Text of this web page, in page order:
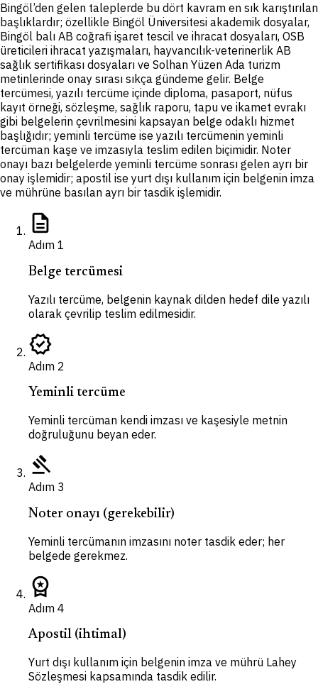
Bingöl’den gelen taleplerde bu dört kavram en sık karıştırılan
başlıklardır; özellikle Bingöl Üniversitesi akademik dosyalar,
Bingöl balı AB coğrafi işaret tescil ve ihracat dosyaları, OSB
üreticileri ihracat yazışmaları, hayvancılık-veterinerlik AB
sağlık sertifikası dosyaları ve Solhan Yüzen Ada turizm
metinlerinde onay sırası sıkça gündeme gelir. Belge
tercümesi, yazılı tercüme içinde diploma, pasaport, nüfus
kayıt örneği, sözleşme, sağlık raporu, tapu ve ikamet evrakı
gibi belgelerin çevrilmesini kapsayan belge odaklı hizmet
başlığıdır; yeminli tercüme ise yazılı tercümenin yeminli
tercüman kaşe ve imzasıyla teslim edilen biçimidir. Noter
onayı bazı belgelerde yeminli tercüme sonrası gelen ayrı bir
onay işlemidir; apostil ise yurt dışı kullanım için belgenin imza
ve mührüne basılan ayrı bir tasdik işlemidir.
description
Adım 1
Belge tercümesi
Yazılı tercüme, belgenin kaynak dilden hedef dile yazılı
olarak çevrilip teslim edilmesidir.
verified
Adım 2
Yeminli tercüme
Yeminli tercüman kendi imzası ve kaşesiyle metnin
doğruluğunu beyan eder.
gavel
Adım 3
Noter onayı (gerekebilir)
Yeminli tercümanın imzasını noter tasdik eder; her
belgede gerekmez.
workspace_premium
Adım 4
Apostil (ihtimal)
Yurt dışı kullanım için belgenin imza ve mührü Lahey
Sözleşmesi kapsamında tasdik edilir.